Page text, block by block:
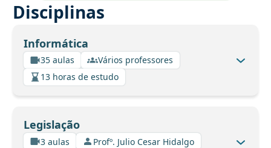
Disciplinas
Informática
35 aulas
Vários professores
13 horas de estudo
Legislação
3 aulas
Profº. Julio Cesar Hidalgo